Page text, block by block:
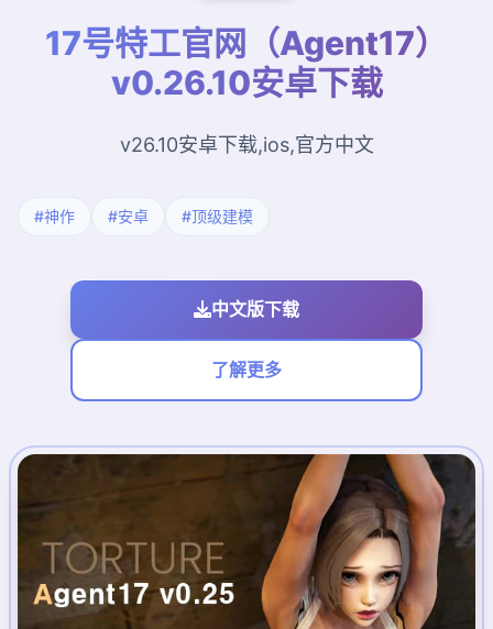
17号特工官网（Agent17）
v0.26.10安卓下载
v26.10安卓下载,ios,官方中文
#神作 #安卓 #顶级建模
中文版下载
了解更多